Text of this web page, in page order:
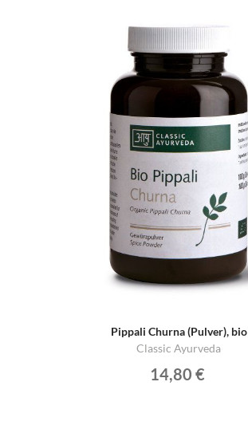
Pippali Churna (Pulver), bio
Classic Ayurveda
14,80 €